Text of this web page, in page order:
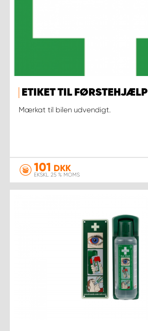
ETIKET TIL FØRSTEHJÆLP
Mærkat til bilen udvendigt.
101 DKK
EKSKL. 25 % MOMS